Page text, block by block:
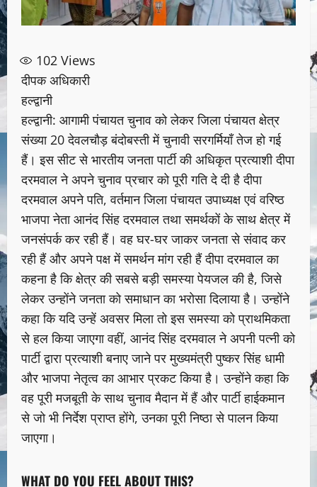
102 Views
दीपक अधिकारी
हल्द्वानी
हल्द्वानी: आगामी पंचायत चुनाव को लेकर जिला पंचायत क्षेत्र
संख्या 20 देवलचौड़ बंदोबस्ती में चुनावी सरगर्मियाँ तेज हो गई
हैं। इस सीट से भारतीय जनता पार्टी की अधिकृत प्रत्याशी दीपा
दरमवाल ने अपने चुनाव प्रचार को पूरी गति दे दी है दीपा
दरमवाल अपने पति, वर्तमान जिला पंचायत उपाध्यक्ष एवं वरिष्ठ
भाजपा नेता आनंद सिंह दरमवाल तथा समर्थकों के साथ क्षेत्र में
जनसंपर्क कर रही हैं। वह घर-घर जाकर जनता से संवाद कर
रही हैं और अपने पक्ष में समर्थन मांग रही हैं दीपा दरमवाल का
कहना है कि क्षेत्र की सबसे बड़ी समस्या पेयजल की है, जिसे
लेकर उन्होंने जनता को समाधान का भरोसा दिलाया है। उन्होंने
कहा कि यदि उन्हें अवसर मिला तो इस समस्या को प्राथमिकता
से हल किया जाएगा वहीं, आनंद सिंह दरमवाल ने अपनी पत्नी को
पार्टी द्वारा प्रत्याशी बनाए जाने पर मुख्यमंत्री पुष्कर सिंह धामी
और भाजपा नेतृत्व का आभार प्रकट किया है। उन्होंने कहा कि
वह पूरी मजबूती के साथ चुनाव मैदान में हैं और पार्टी हाईकमान
से जो भी निर्देश प्राप्त होंगे, उनका पूरी निष्ठा से पालन किया
जाएगा।
WHAT DO YOU FEEL ABOUT THIS?